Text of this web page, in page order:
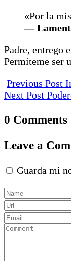
«Por la
—
Padre, entrego
Permíteme ser
Previous Post
Next Post
0 Comments
Leave a
Guarda mi